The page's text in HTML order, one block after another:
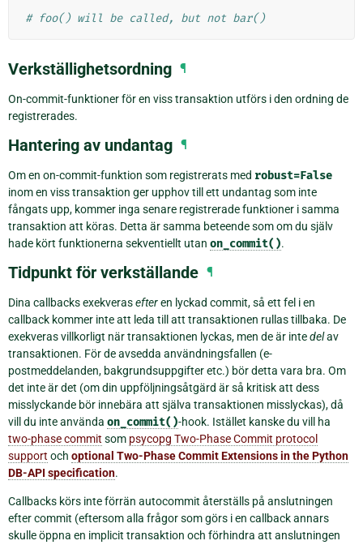
# foo() will be called, but not bar()
Verkställighetsordning ¶
On-commit-funktioner för en viss transaktion utförs i den ordning de
registrerades.
Hantering av undantag ¶
Om en on-commit-funktion som registrerats med robust=False
inom en viss transaktion ger upphov till ett undantag som inte
fångats upp, kommer inga senare registrerade funktioner i samma
transaktion att köras. Detta är samma beteende som om du själv
hade kört funktionerna sekventiellt utan on_commit().
Tidpunkt för verkställande ¶
Dina callbacks exekverasefteren lyckad commit, så ett fel i en
callback kommer inte att leda till att transaktionen rullas tillbaka. De
exekveras villkorligt när transaktionen lyckas, men de är intedelav
transaktionen. För de avsedda användningsfallen (e-
postmeddelanden, bakgrundsuppgifter etc.) bör detta vara bra. Om
det inte är det (om din uppföljningsåtgärd är så kritisk att dess
misslyckande bör innebära att själva transaktionen misslyckas), då
vill du inte använda on_commit()-hook. Istället kanske du vill ha
two-phase commit som psycopg Two-Phase Commit protocol
support och optional Two-Phase Commit Extensions in the Python
DB-API specification.
Callbacks körs inte förrän autocommit återställs på anslutningen
efter commit (eftersom alla frågor som görs i en callback annars
skulle öppna en implicit transaktion och förhindra att anslutningen